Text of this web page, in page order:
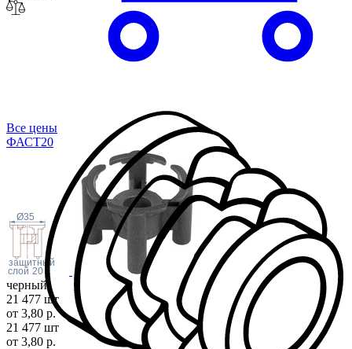
Все цены
ФАСТ20
Ø35
защитный
слой 20
черный
21 477 шт
от 3,80 р.
21 477 шт
от 3,80 р.